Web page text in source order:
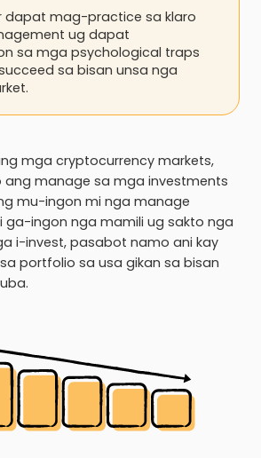
dapat mag-practice sa klaro
ug dapat
sa mga psychological traps
sa bisan unsa nga
mga cryptocurrency markets,
manage sa mga investments
mu-ingon mi nga manage
ga-ingon nga mamili ug sakto nga
i-invest, pasabot namo ani kay
portfolio sa usa gikan sa bisan